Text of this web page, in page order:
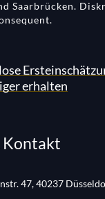
Saarbrücken.
erhalten
Kontakt
47, 40237